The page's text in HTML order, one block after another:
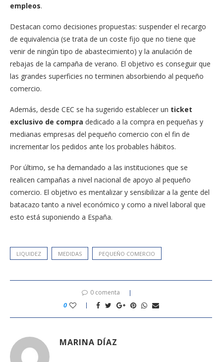
empleos.
Destacan como decisiones propuestas: suspender el recargo
de equivalencia (se trata de un coste fijo que no tiene que
venir de ningún tipo de abastecimiento) y la anulación de
rebajas de la campaña de verano. El objetivo es conseguir que
las grandes superficies no terminen absorbiendo al pequeño
comercio.
Además, desde CEC se ha sugerido establecer un ticket
exclusivo de compra dedicado a la compra en pequeñas y
medianas empresas del pequeño comercio con el fin de
incrementar los pedidos ante los probables hábitos.
Por último, se ha demandado a las instituciones que se
realicen campañas a nivel nacional de apoyo al pequeño
comercio. El objetivo es mentalizar y sensibilizar a la gente del
batacazo tanto a nivel económico y como a nivel laboral que
esto está suponiendo a España.
LIQUIDEZ MEDIDAS PEQUEÑO COMERCIO
0 comenta
0
MARINA DÍAZ